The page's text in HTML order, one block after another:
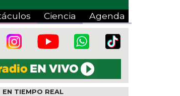
Ciencia Agenda
EN TIEMPO REAL